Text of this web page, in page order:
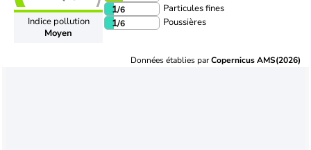
Indice pollution
Moyen
1/6 Particules fines
1/6 Poussières
Données établies parCopernicus AMS(2026)